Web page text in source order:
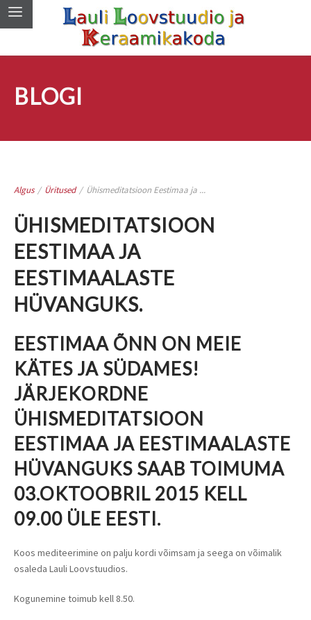
BLOGI
Algus / Üritused / Ühismeditatsioon Eestimaa ja ...
ÜHISMEDITATSIOON
EESTIMAA JA
EESTIMAALASTE
HÜVANGUKS.
EESTIMAA ÕNN ON MEIE
KÄTES JA SÜDAMES!
JÄRJEKORDNE
ÜHISMEDITATSIOON
EESTIMAA JA EESTIMAALASTE
HÜVANGUKS SAAB TOIMUMA
03.OKTOOBRIL 2015 KELL
09.00 ÜLE EESTI.
Koos mediteerimine on palju kordi võimsam ja seega on võimalik
osaleda Lauli Loovstuudios.
Kogunemine toimub kell 8.50.